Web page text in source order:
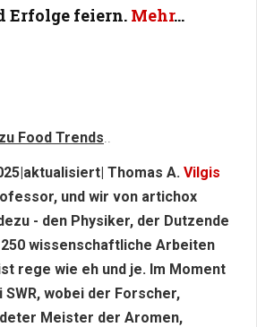
feiern. Mehr...
Food Trends..
Thomas A. Vilgis
und wir von artichox
- den Physiker, der Dutzende
wissenschaftliche Arbeiten
rege wie eh und je. Im Moment
wobei der Forscher,
Meister der Aromen,